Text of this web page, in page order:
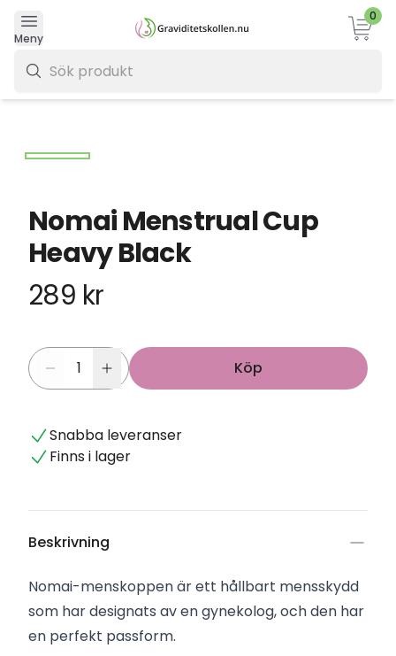
Meny
0
Nomai Menstrual Cup
Heavy Black
289 kr
Köp
Snabba leveranser
Finns i lager
Beskrivning
Nomai-menskoppen är ett hållbart mensskydd
som har designats av en gynekolog, och den har
en perfekt passform.